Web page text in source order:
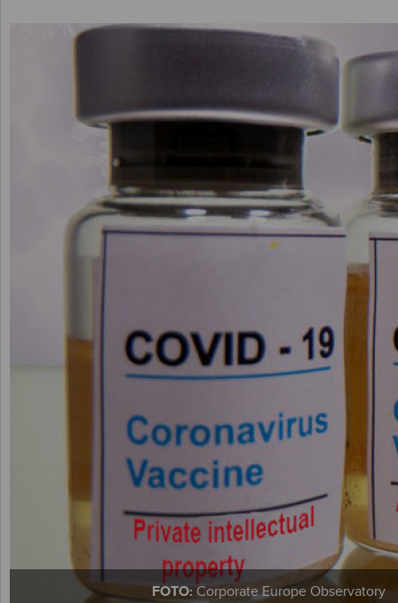
FOTO:Corporate Europe Observatory